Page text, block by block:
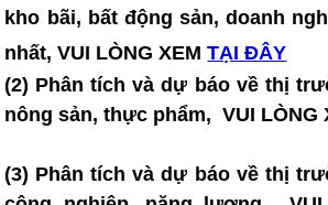
kho bãi, bất động sản, doanh
nhất, VUI LÒNG XEM TẠI ĐÂY
(2) Phân tích và dự báo về thị
nông sản, thực phẩm, VUI LÒNG
(3) Phân tích và dự báo về thị